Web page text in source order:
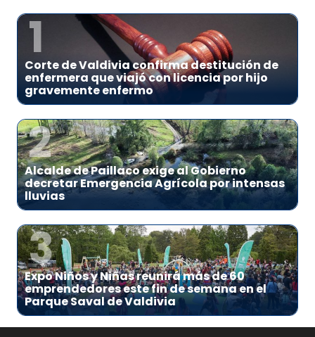
1
Corte de Valdivia confirma destitución de
enfermera que viajó con licencia por hijo
gravemente enfermo
2
Alcalde de Paillaco exige al Gobierno
decretar Emergencia Agrícola por intensas
lluvias
3
Expo Niños y Niñas reunirá más de 60
emprendedores este fin de semana en el
Parque Saval de Valdivia